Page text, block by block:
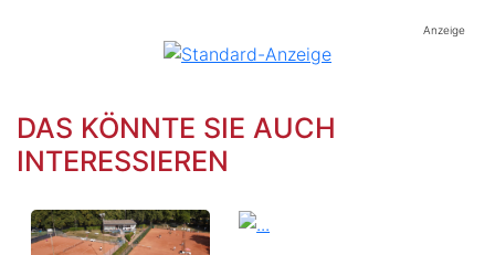
Anzeige
DAS KÖNNTE SIE AUCH
INTERESSIEREN